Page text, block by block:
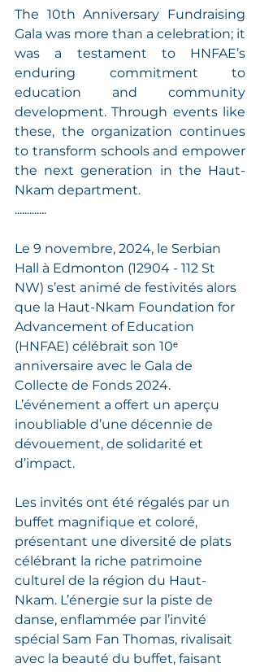
The 10th Anniversary Fundraising
Gala was more than a celebration; it
was a testament to HNFAE’s
enduring commitment to
education and community
development. Through events like
these, the organization continues
to transform schools and empower
the next generation in the Haut-
Nkam department.
.............
Le 9 novembre, 2024, le Serbian
Hall à Edmonton (12904 - 112 St
NW) s’est animé de festivités alors
que la Haut-Nkam Foundation for
Advancement of Education
(HNFAE) célébrait son 10ᵉ
anniversaire avec le Gala de
Collecte de Fonds 2024.
L’événement a offert un aperçu
inoubliable d’une décennie de
dévouement, de solidarité et
d’impact.
Les invités ont été régalés par un
buffet magnifique et coloré,
présentant une diversité de plats
célébrant la riche patrimoine
culturel de la région du Haut-
Nkam. L’énergie sur la piste de
danse, enflammée par l’invité
spécial Sam Fan Thomas, rivalisait
avec la beauté du buffet, faisant